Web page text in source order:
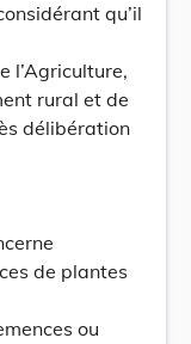
qu’il
l’Agriculture,
rural et de
délibération
de plantes
ou